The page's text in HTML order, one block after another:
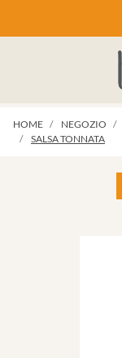
HOME NEGOZIO
SALSA TONNATA